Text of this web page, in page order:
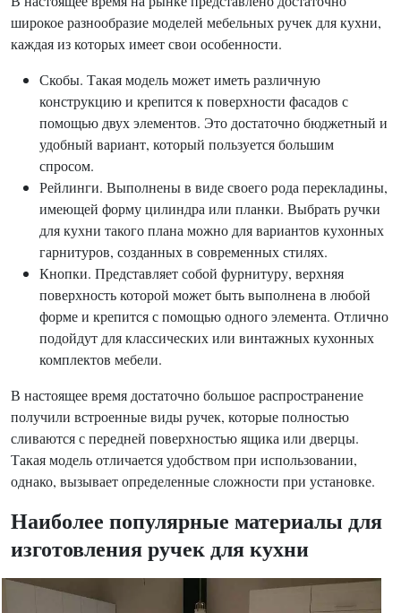
широкое разнообразие моделей мебельных ручек для кухни,
каждая из которых имеет свои особенности.
Скобы. Такая модель может иметь различную
конструкцию и крепится к поверхности фасадов с
помощью двух элементов. Это достаточно бюджетный и
удобный вариант, который пользуется большим
спросом.
Рейлинги. Выполнены в виде своего рода перекладины,
имеющей форму цилиндра или планки. Выбрать ручки
для кухни такого плана можно для вариантов кухонных
гарнитуров, созданных в современных стилях.
Кнопки. Представляет собой фурнитуру, верхняя
поверхность которой может быть выполнена в любой
форме и крепится с помощью одного элемента. Отлично
подойдут для классических или винтажных кухонных
комплектов мебели.
В настоящее время достаточно большое распространение
получили встроенные виды ручек, которые полностью
сливаются с передней поверхностью ящика или дверцы.
Такая модель отличается удобством при использовании,
однако, вызывает определенные сложности при установке.
Наиболее популярные материалы для
изготовления ручек для кухни